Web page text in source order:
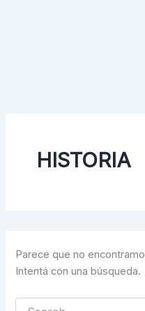
HISTORIA
Parece que no
Intentá con una búsqueda.
Buscar